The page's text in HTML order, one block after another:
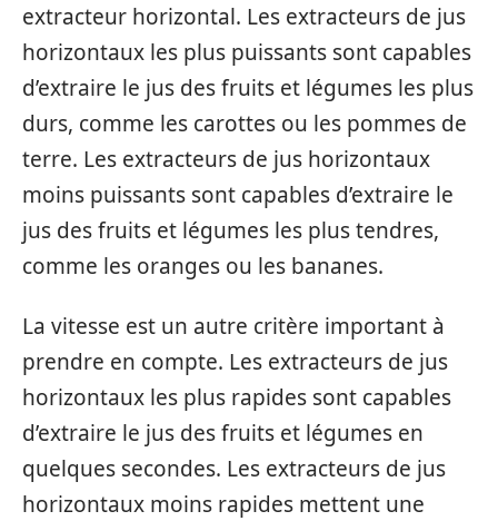
extracteur horizontal. Les extracteurs de jus
horizontaux les plus puissants sont capables
d’extraire le jus des fruits et légumes les plus
durs, comme les carottes ou les pommes de
terre. Les extracteurs de jus horizontaux
moins puissants sont capables d’extraire le
jus des fruits et légumes les plus tendres,
comme les oranges ou les bananes.
La vitesse est un autre critère important à
prendre en compte. Les extracteurs de jus
horizontaux les plus rapides sont capables
d’extraire le jus des fruits et légumes en
quelques secondes. Les extracteurs de jus
horizontaux moins rapides mettent une